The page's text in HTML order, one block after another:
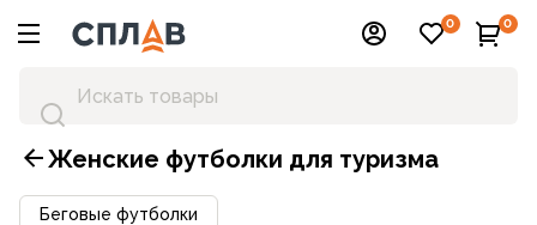
0 0
Женские футболки для туризма
Беговые футболки